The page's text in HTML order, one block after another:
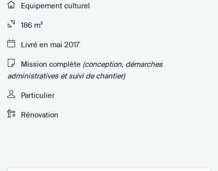
Equipement culturel
186 m²
Livré en mai 2017
Mission complète (conception, démarches
administratives et suivi de chantier)
Particulier
Rénovation